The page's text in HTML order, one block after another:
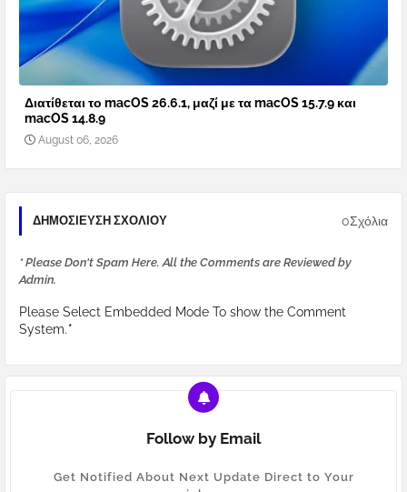
Διατίθεται το macOS 26.6.1, μαζί με τα macOS 15.7.9 και
macOS 14.8.9
August 06, 2026
ΔΗΜΟΣΊΕΥΣΗ ΣΧΟΛΊΟΥ 0Σχόλια
* Please Don't Spam Here. All the Comments are Reviewed by
Admin.
Please Select Embedded Mode To show the Comment
System.*
Follow by Email
Get Notified About Next Update Direct to Your